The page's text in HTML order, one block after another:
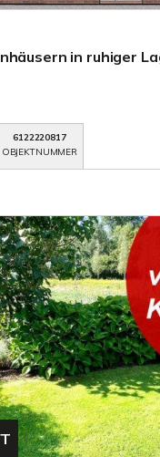
in ruhiger
6122220817
OBJEKTNUMMER